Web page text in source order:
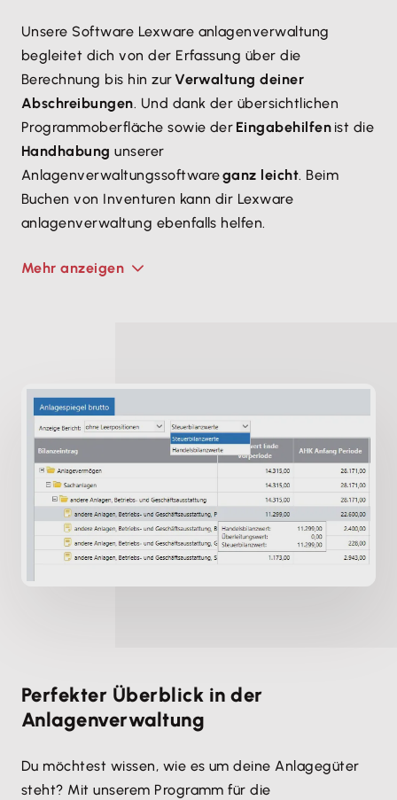
Unsere Software Lexware anlagenverwaltung
begleitet dich von der Erfassung über die
Berechnung bis hin zur Verwaltung deiner
Abschreibungen. Und dank der übersichtlichen
Programmoberfläche sowie der Eingabehilfen ist die
Handhabung unserer
Anlagenverwaltungssoftwareganz leicht. Beim
Buchen von Inventuren kann dir Lexware
anlagenverwaltung ebenfalls helfen.
Mehr anzeigen
Perfekter Überblick in der
Anlagenverwaltung
Du möchtest wissen, wie es um deine Anlagegüter
steht? Mit unserem Programm für die